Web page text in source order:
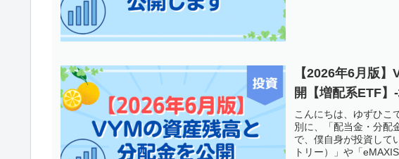
【2026年6月版
開【増配系ETF
こんにちは、ゆずひこ
別に、「配当金・分配
で、僕自身が投資して
トリー）」や「